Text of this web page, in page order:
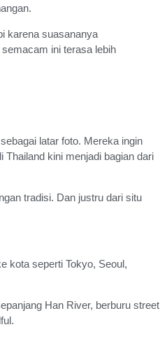
karena suasananya
ini terasa lebih
latar foto. Mereka ingin
kini menjadi bagian dari
tradisi. Dan justru dari situ
kota seperti Tokyo, Seoul,
Han River, berburu street